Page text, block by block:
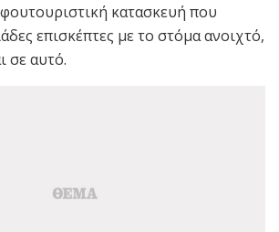
κατασκευή που
επισκέπτες με το στόμα ανοιχτό,
σε αυτό.